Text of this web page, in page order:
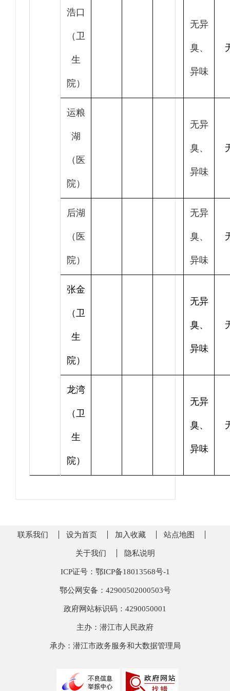
浩口
（卫
生
院）
无异
臭、
异味
运粮
湖
（医
院）
无异
臭、
异味
后湖
（医
院）
无异
臭、
异味
张金
（卫
生
院）
无异
臭、
异味
龙湾
（卫
生
院）
无异
臭、
异味
联系我们 设为首页 加入收藏 站点地图
关于我们 隐私说明
ICP证号：鄂ICP备18013568号-1
鄂公网安备：42900502000503号
政府网站标识码：4290050001
主办：潜江市人民政府
承办：潜江市政务服务和大数据管理局